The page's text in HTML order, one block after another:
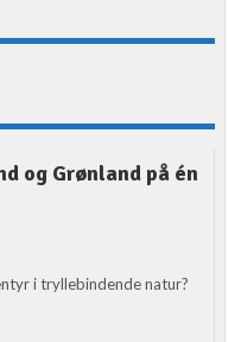
og Grønland på én
i tryllebindende natur?